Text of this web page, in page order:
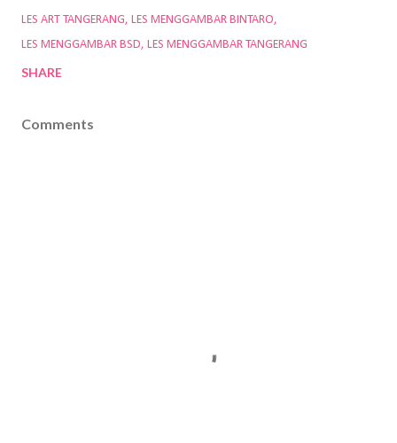
LES ART TANGERANG
LES MENGGAMBAR BINTARO
LES MENGGAMBAR BSD
LES MENGGAMBAR TANGERANG
SHARE
Comments